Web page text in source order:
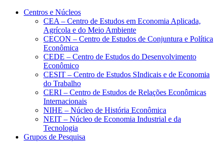
Conteúdo principal Menu principal
Centros e Núcleos
CEA – Centro de Estudos em Economia Aplicada,
Agrícola e do Meio Ambiente
CECON – Centro de Estudos de Conjuntura e Política
Econômica
CEDE – Centro de Estudos do Desenvolvimento
Econômico
CESIT – Centro de Estudos SIndicais e de Economia
do Trabalho
CERI – Centro de Estudos de Relações Econômicas
Internacionais
NIHE – Núcleo de História Econômica
NEIT – Núcleo de Economia Industrial e da
Tecnologia
Grupos de Pesquisa